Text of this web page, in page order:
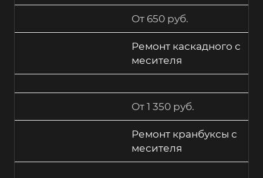
От 650 руб.
Ремонт каскадного с
месителя
От 1 350 руб.
Ремонт кранбуксы с
месителя